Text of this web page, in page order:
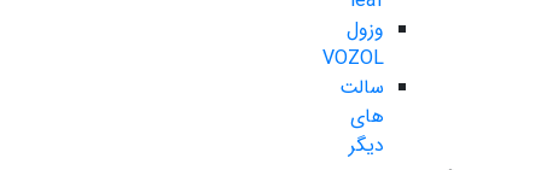
وزول
VOZOL
سالت
های
دیگر